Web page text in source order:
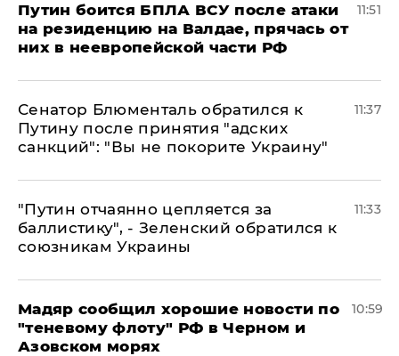
Путин боится БПЛА ВСУ после атаки
на резиденцию на Валдае, прячась от
них в неевропейской части РФ
11:51
Сенатор Блюменталь обратился к
Путину после принятия "адских
санкций": "Вы не покорите Украину"
11:37
"Путин отчаянно цепляется за
баллистику", - Зеленский обратился к
союзникам Украины
11:33
Мадяр сообщил хорошие новости по
"теневому флоту" РФ в Черном и
Азовском морях
10:59